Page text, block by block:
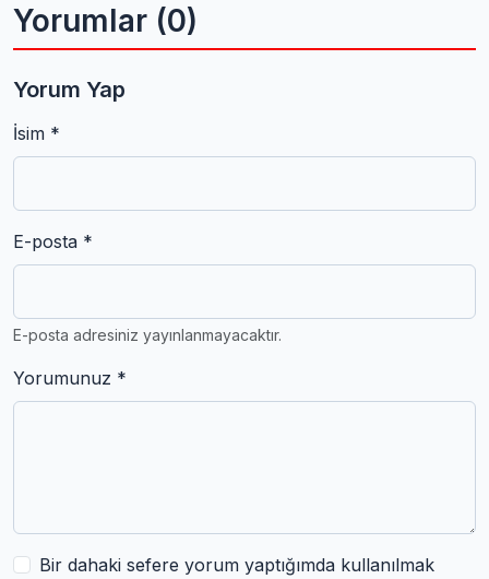
Yorumlar (0)
Yorum Yap
İsim *
E-posta *
E-posta adresiniz yayınlanmayacaktır.
Yorumunuz *
Bir dahaki sefere yorum yaptığımda kullanılmak